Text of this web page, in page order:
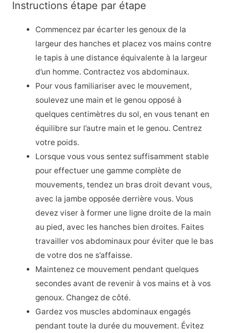
Instructions étape par étape
Commencez par écarter les genoux de la
largeur des hanches et placez vos mains contre
le tapis à une distance équivalente à la largeur
d’un homme. Contractez vos abdominaux.
Pour vous familiariser avec le mouvement,
soulevez une main et le genou opposé à
quelques centimètres du sol, en vous tenant en
équilibre sur l’autre main et le genou. Centrez
votre poids.
Lorsque vous vous sentez suffisamment stable
pour effectuer une gamme complète de
mouvements, tendez un bras droit devant vous,
avec la jambe opposée derrière vous. Vous
devez viser à former une ligne droite de la main
au pied, avec les hanches bien droites. Faites
travailler vos abdominaux pour éviter que le bas
de votre dos ne s’affaisse.
Maintenez ce mouvement pendant quelques
secondes avant de revenir à vos mains et à vos
genoux. Changez de côté.
Gardez vos muscles abdominaux engagés
pendant toute la durée du mouvement. Évitez